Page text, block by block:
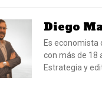
Diego
Es economista
con más de 18
Estrategia y